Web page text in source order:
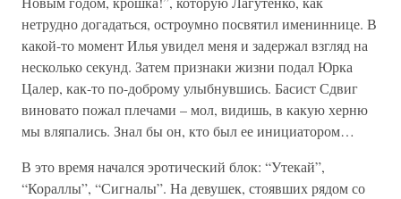
нетрудно догадаться, остроумно посвятил имениннице. В
какой-то момент Илья увидел меня и задержал взгляд на
несколько секунд. Затем признаки жизни подал Юрка
Цалер, как-то по-доброму улыбнувшись. Басист Сдвиг
виновато пожал плечами – мол, видишь, в какую херню
мы вляпались. Знал бы он, кто был ее инициатором…
В это время начался эротический блок: “Утекай”,
“Кораллы”, “Сигналы”. На девушек, стоявших рядом со